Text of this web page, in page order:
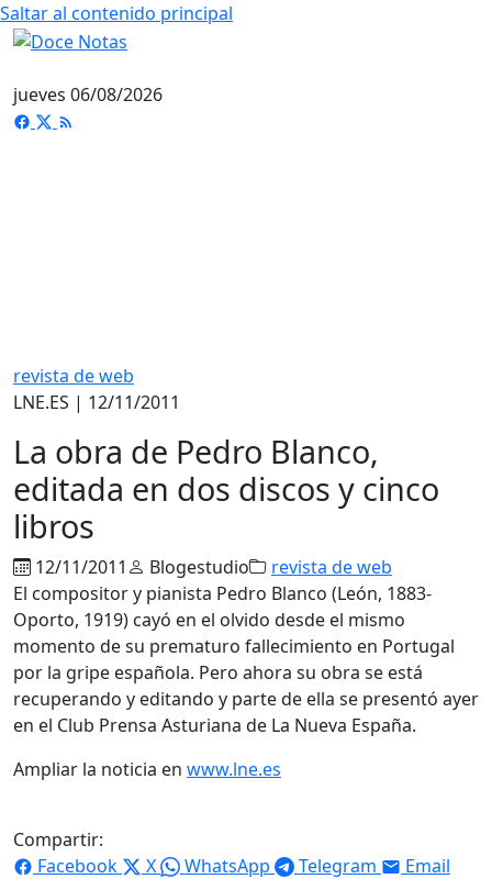
Saltar al contenido principal
jueves 06/08/2026
revista de web
LNE.ES | 12/11/2011
La obra de Pedro Blanco,
editada en dos discos y cinco
libros
12/11/2011 Blogestudio
revista de web
El compositor y pianista Pedro Blanco (León, 1883-
Oporto, 1919) cayó en el olvido desde el mismo
momento de su prematuro fallecimiento en Portugal
por la gripe española. Pero ahora su obra se está
recuperando y editando y parte de ella se presentó ayer
en el Club Prensa Asturiana de La Nueva España.
Ampliar la noticia en www.lne.es
Compartir:
Facebook
X WhatsApp Telegram Email